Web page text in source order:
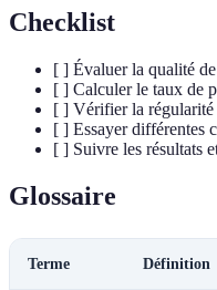
Checklist
[ ] Évaluer la qualité
[ ] Calculer le taux de
[ ] Vérifier la régularité
[ ] Essayer différentes
[ ] Suivre les résultats
Glossaire
Terme Définition